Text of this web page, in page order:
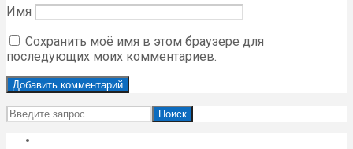
Имя
Сохранить моё имя в этом браузере для
последующих моих комментариев.
Поиск